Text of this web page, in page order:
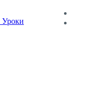
Уроки